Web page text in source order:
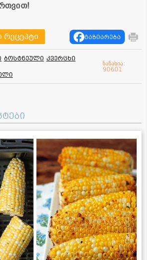
რეცეპტი გაზიარება
ბოსტნეული კვერცხი
ნანახია:
90601